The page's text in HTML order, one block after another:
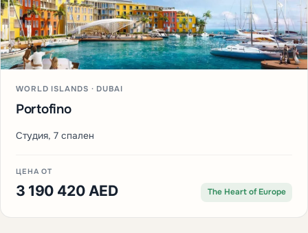
WORLD ISLANDS · DUBAI
Portofino
Студия, 7 спален
ЦЕНА ОТ
3 190 420 AED The Heart of Europe